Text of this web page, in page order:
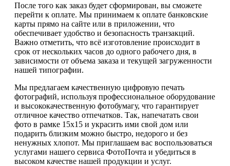
После того как заказ будет сформирован, вы сможете
перейти к оплате. Мы принимаем к оплате банковские
карты прямо на сайте или в приложении, что
обеспечивает удобство и безопасность транзакций.
Важно отметить, что всё изготовление происходит в
срок от нескольких часов до одного рабочего дня, в
зависимости от объема заказа и текущей загруженности
нашей типографии.
Мы предлагаем качественную цифровую печать
фотографий, используя профессиональное оборудование
и высококачественную фотобумагу, что гарантирует
отличное качество отпечатков. Так, напечатать свои
фото в рамке 15х15 и украсить ими свой дом или
подарить близким можно быстро, недорого и без
ненужных хлопот. Мы приглашаем вас воспользоваться
услугами нашего сервиса ФотоПочта и убедиться в
высоком качестве нашей продукции и услуг.